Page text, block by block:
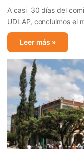
A casi 30 días del
UDLAP, concluimos el
Leer más »